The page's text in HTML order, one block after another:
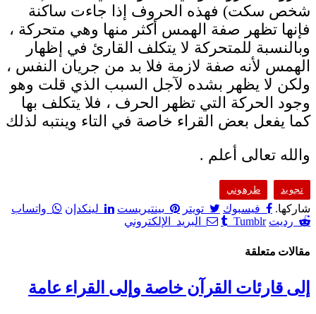
شخص سكت) فهذه الحروف إذا جاءت ساكنة
فإنها تظهر صفة الهمس أكثر منها وهي متحركة ،
وبالنسبة للمتحركة لا يتكلف القارئ في إظهار
الهمس لأنه صفة لازمة فلا بد من جريان النفس ،
ولكن لا يظهر بشده لآجل السبب الذي قلت وهو
وجود الحركة التي تظهر الحرف ، فلا يتكلف بها
كما يفعل بعض القراء خاصة في التاء وينتبه لذلك
والله تعالى أعلم .
تجويد طرهوني
شاركها. فيسبوك تويتر بينتيريست لينكدإن
واتساب
رديت Tumblr البريد الإلكتروني
مقالات متعلقة
إلى قارئات القرآن خاصة وإلى القراء عامة